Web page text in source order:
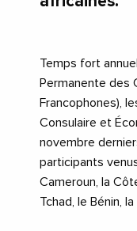
Temps fort
Permanente des
Francophones),
Consulaire et
novembre
participants
Cameroun, la
Tchad, le Bénin,